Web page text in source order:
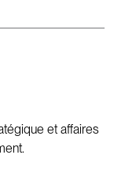
et affaires